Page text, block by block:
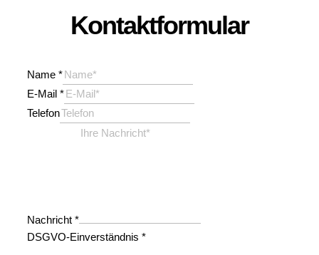
Kontaktformular
Name *
E-Mail *
Telefon
Nachricht *
DSGVO-Einverständnis *